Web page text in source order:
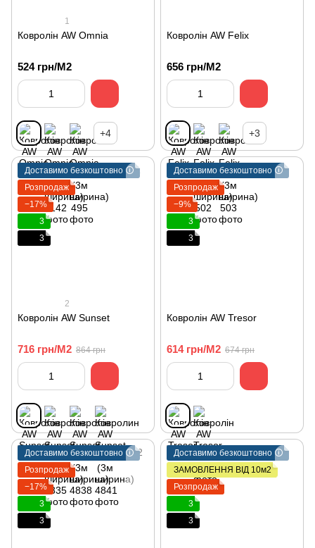
1
Ковролін AW Omnia
524 грн/М2
+4
Ковролін AW Felix
656 грн/М2
+3
Доставимо безкоштовно 🛈
Розпродаж
−17%
3
3
2
Ковролін AW Sunset
716 грн/М2 864 грн
Доставимо безкоштовно 🛈
Розпродаж
−9%
3
3
Ковролін AW Tresor
614 грн/М2 674 грн
Доставимо безкоштовно 🛈
Розпродаж
−17%
3
3
Доставимо безкоштовно 🛈
ЗАМОВЛЕННЯ ВІД 10м2
Розпродаж
3
3